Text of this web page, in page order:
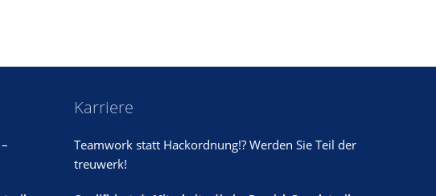
Karriere
Teamwork statt Hackordnung!? Werden Sie Teil der
treuwerk!